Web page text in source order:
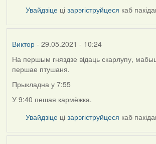
Увайдзіце цізарэгіструйцеся каб
Виктор- 29.05.2021 - 10:24
На першым гняздзе вiдаць скарлупу,
першае птушаня.
Прыкладна у 7:55
У 9:40 пешая кармёжка.
Увайдзіце цізарэгіструйцеся каб